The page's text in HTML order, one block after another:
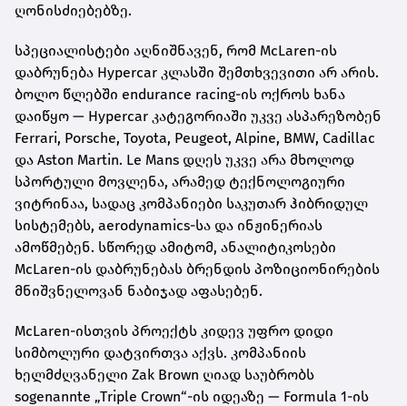
ღონისძიებებზე.
სპეციალისტები აღნიშნავენ, რომ McLaren-ის
დაბრუნება Hypercar კლასში შემთხვევითი არ არის.
ბოლო წლებში endurance racing-ის ოქროს ხანა
დაიწყო — Hypercar კატეგორიაში უკვე ასპარეზობენ
Ferrari, Porsche, Toyota, Peugeot, Alpine, BMW, Cadillac
და Aston Martin. Le Mans დღეს უკვე არა მხოლოდ
სპორტული მოვლენა, არამედ ტექნოლოგიური
ვიტრინაა, სადაც კომპანიები საკუთარ ჰიბრიდულ
სისტემებს, aerodynamics-სა და ინჟინერიას
ამოწმებენ. სწორედ ამიტომ, ანალიტიკოსები
McLaren-ის დაბრუნებას ბრენდის პოზიციონირების
მნიშვნელოვან ნაბიჯად აფასებენ.
McLaren-ისთვის პროექტს კიდევ უფრო დიდი
სიმბოლური დატვირთვა აქვს. კომპანიის
ხელმძღვანელი Zak Brown ღიად საუბრობს
sogenannte „Triple Crown“-ის იდეაზე — Formula 1-ის